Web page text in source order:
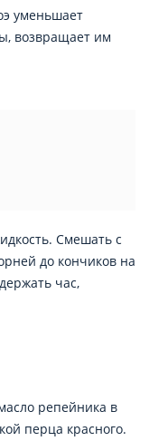
уменьшает
возвращает им
Смешать с
до кончиков на
час,
репейника в
перца красного.